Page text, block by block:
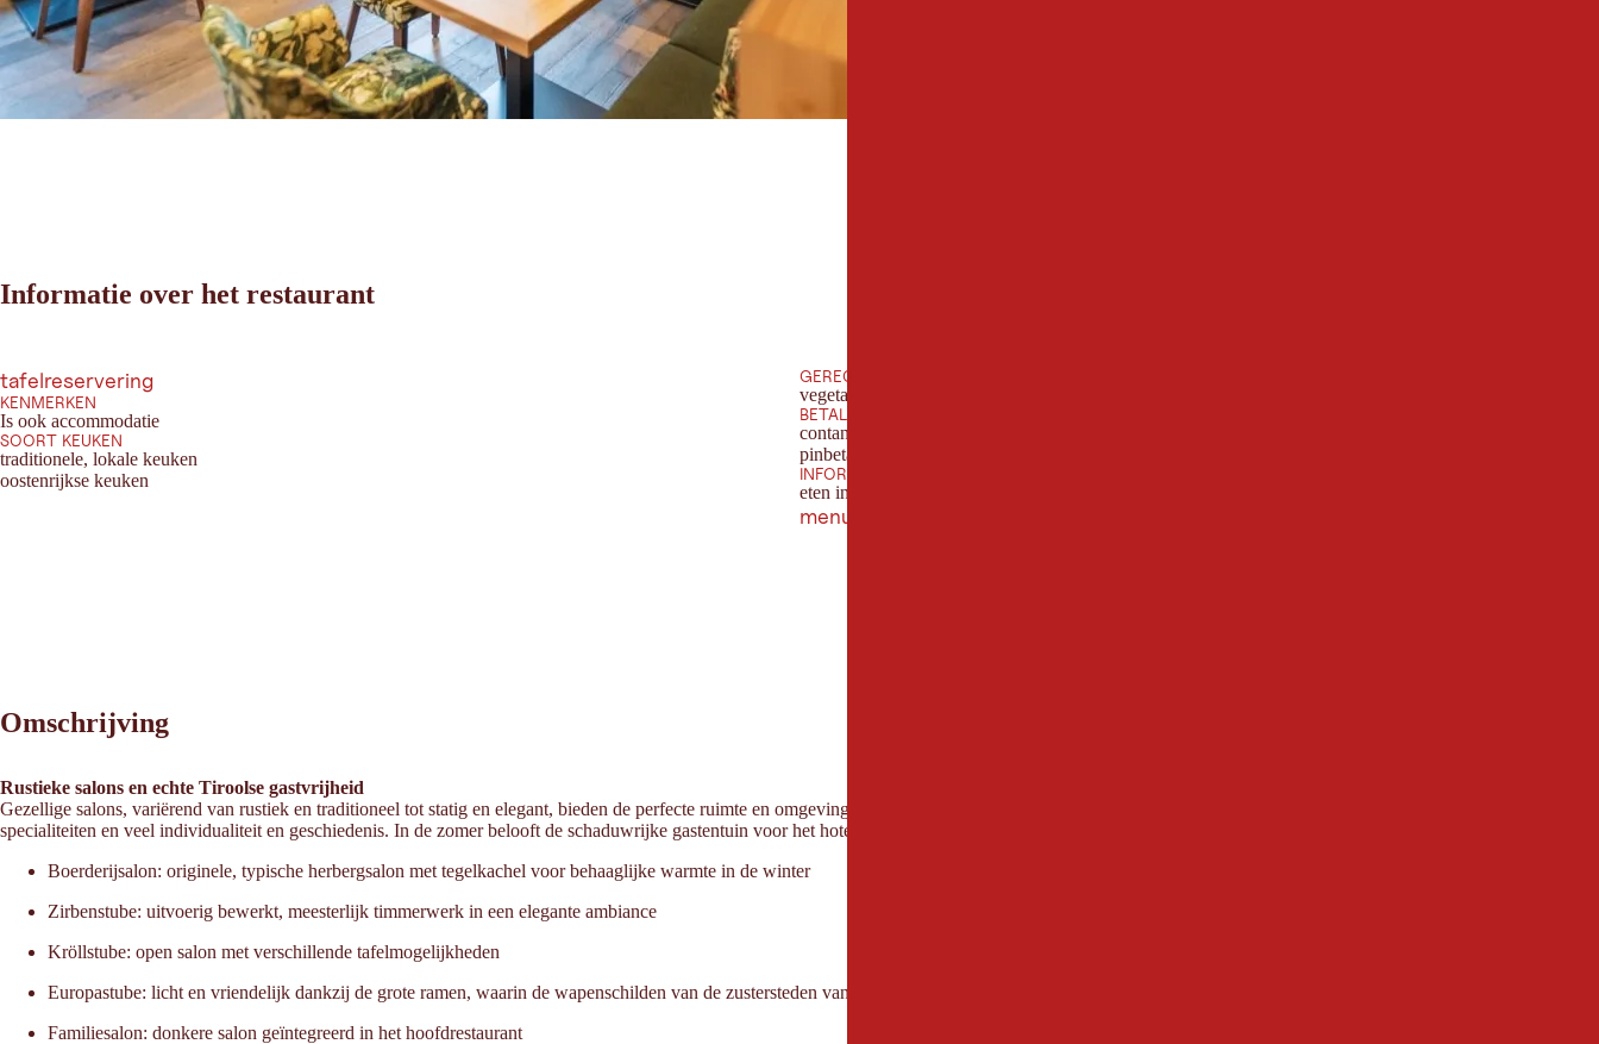
Informatie over het restaurant
tafelreservering
KENMERKEN
Is ook accommodatie
SOORT KEUKEN
traditionele, lokale keuken
oostenrijkse keuken
GERECHTEN
vegetarisch
BETALINGSMOGELIJKHEDEN
contante betaling
pinbetaling
INFORMATIE
eten in het restaurant
menukaart
Omschrijving
Rustieke salons en echte Tiroolse gastvrijheid
Gezellige salons, variërend van rustiek en traditioneel tot statig en elegant, bieden de perfecte ruimte en omgeving voor je culinaire ervaring. Elke zaal is uniek en biedt liefdevolle details, handgemaakte
specialiteiten en veel individualiteit en geschiedenis. In de zomer belooft de schaduwrijke gastentuin voor het hotel - midden in het centrum van Mayrhofen - ook ontspannen culinair genot in de buitenlucht.
Boerderijsalon: originele, typische herbergsalon met tegelkachel voor behaaglijke warmte in de winter
Zirbenstube: uitvoerig bewerkt, meesterlijk timmerwerk in een elegante ambiance
Kröllstube: open salon met verschillende tafelmogelijkheden
Europastube: licht en vriendelijk dankzij de grote ramen, waarin de wapenschilden van de zustersteden van Mayrhofen zijn verwerkt
Familiesalon: donkere salon geïntegreerd in het hoofdrestaurant